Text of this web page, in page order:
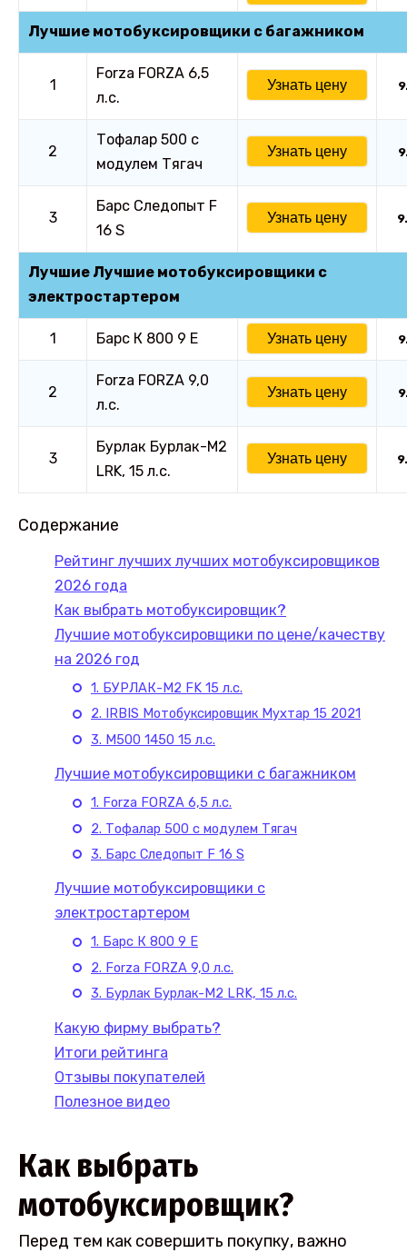
Лучшие мотобуксировщики с багажником
1
Forza FORZA 6,5
л.с.
Узнать цену
2
Тофалар 500 с
модулем Тягач
Узнать цену
3
Барс Следопыт F
16 S
Узнать цену
Лучшие Лучшие мотобуксировщики с
электростартером
1 Барс К 800 9 Е Узнать цену
2
Forza FORZA 9,0
л.с.
Узнать цену
3
Бурлак Бурлак-М2
LRK, 15 л.с.
Узнать цену
Содержание
Рейтинг лучших лучших мотобуксировщиков
2026 года
Как выбрать мотобуксировщик?
Лучшие мотобуксировщики по цене/качеству
на 2026 год
1. БУРЛАК-М2 FK 15 л.с.
2. IRBIS Мотобуксировщик Мухтар 15 2021
3. М500 1450 15 л.с.
Лучшие мотобуксировщики с багажником
1. Forza FORZA 6,5 л.с.
2. Тофалар 500 с модулем Тягач
3. Барс Следопыт F 16 S
Лучшие мотобуксировщики с
электростартером
1. Барс К 800 9 Е
2. Forza FORZA 9,0 л.с.
3. Бурлак Бурлак-М2 LRK, 15 л.с.
Какую фирму выбрать?
Итоги рейтинга
Отзывы покупателей
Полезное видео
Как выбрать
мотобуксировщик?
Перед тем как совершить покупку, важно